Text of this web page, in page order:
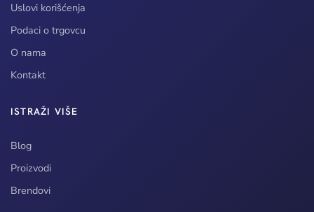
Uslovi korišćenja
Podaci o trgovcu
O nama
Kontakt
ISTRAŽI VIŠE
Blog
Proizvodi
Brendovi